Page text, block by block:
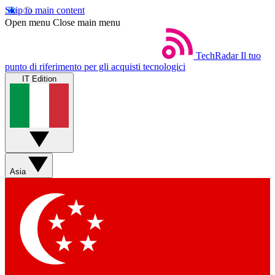
Skip to main content
Open menu Close main menu
TechRadar Il tuo
punto di riferimento per gli acquisti tecnologici
IT Edition
Asia